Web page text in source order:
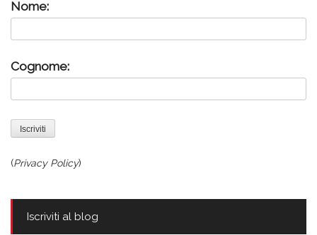
Nome:
Cognome:
(Privacy Policy)
Iscriviti al blog